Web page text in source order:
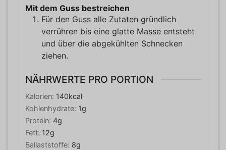
Mit dem Guss bestreichen
Für den Guss alle Zutaten gründlich
verrühren bis eine glatte Masse entsteht
und über die abgekühlten Schnecken
ziehen.
NÄHRWERTE PRO PORTION
Kalorien: 140kcal
Kohlenhydrate: 1g
Protein: 4g
Fett: 12g
Ballaststoffe: 8g